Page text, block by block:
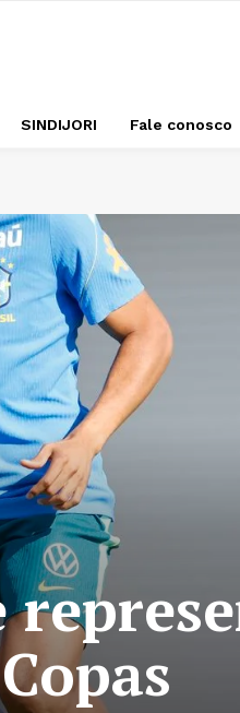
SINDIJORI Fale conosco